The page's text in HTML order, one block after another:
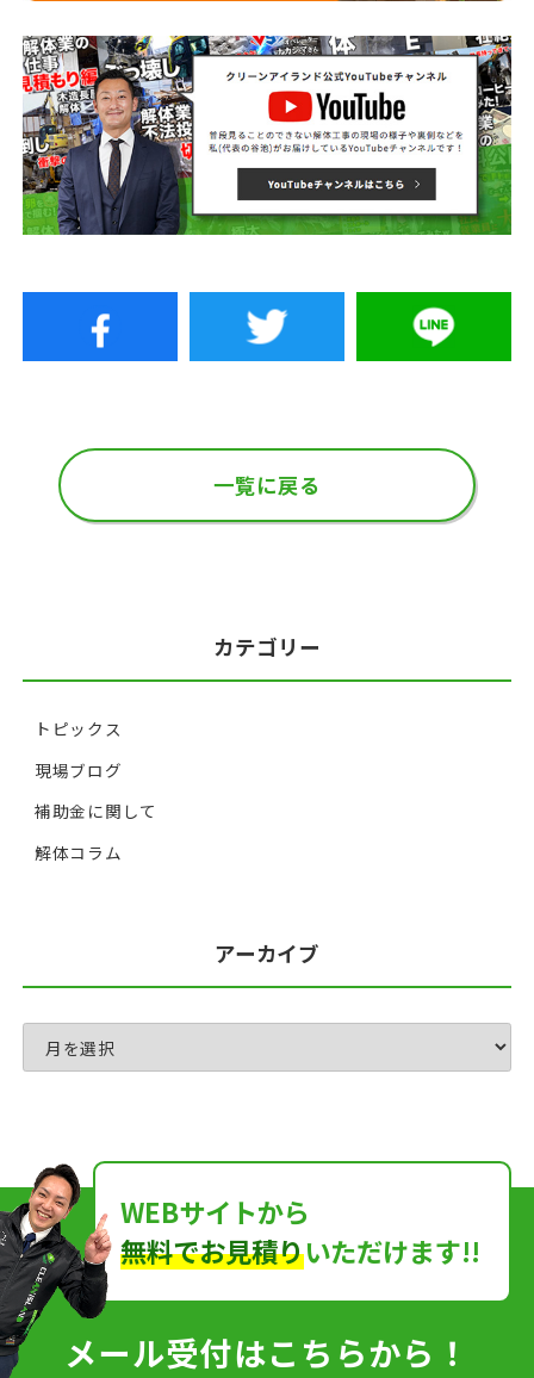
一覧に戻る
カテゴリー
トピックス
現場ブログ
補助金に関して
解体コラム
アーカイブ
WEBサイトから
無料でお見積りいただけます!!
メール受付はこちらから！